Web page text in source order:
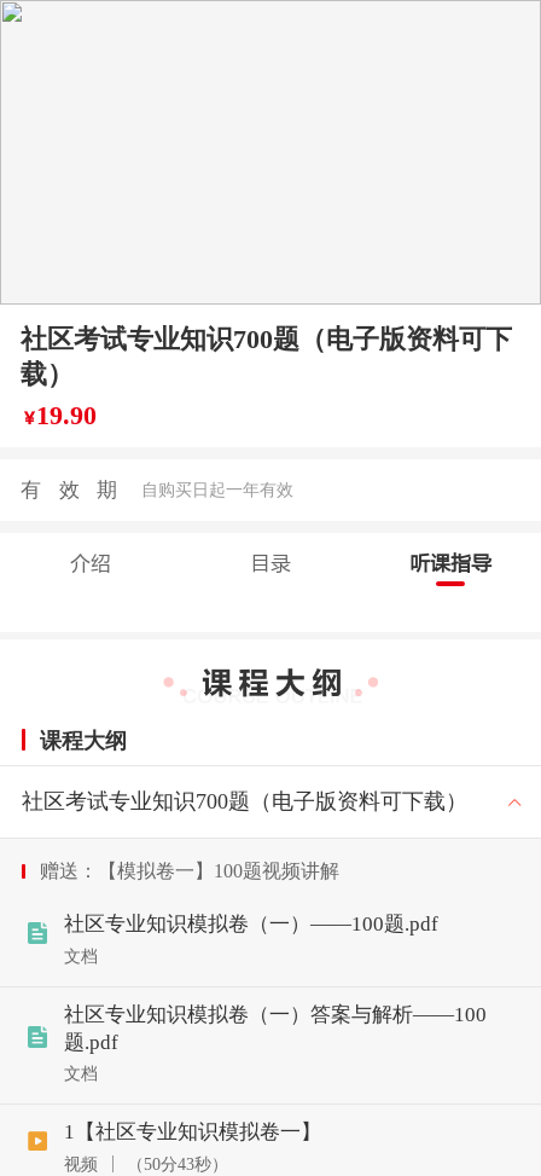
社区考试专业知识700题（电子版资料可下
载）
￥19.90
有效期 自购买日起一年有效
介绍 目录 听课指导
课程大纲
社区考试专业知识700题（电子版资料可下载）
赠送：【模拟卷一】100题视频讲解
社区专业知识模拟卷（一）——100题.pdf
文档
社区专业知识模拟卷（一）答案与解析——100
题.pdf
文档
1【社区专业知识模拟卷一】
视频 （50分43秒）